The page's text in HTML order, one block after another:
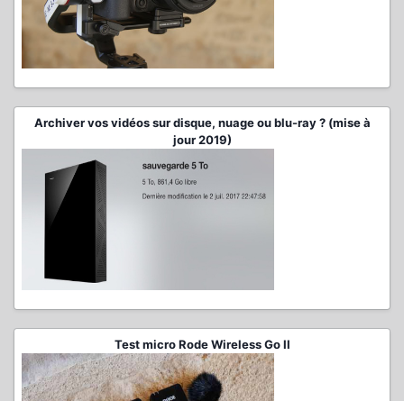
Archiver vos vidéos sur disque, nuage ou blu-ray ? (mise à
jour 2019)
Test micro Rode Wireless Go II